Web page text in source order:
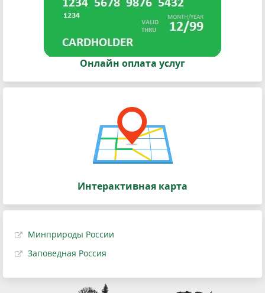
Онлайн оплата услуг
Интерактивная карта
Минприроды России
Заповедная Россия